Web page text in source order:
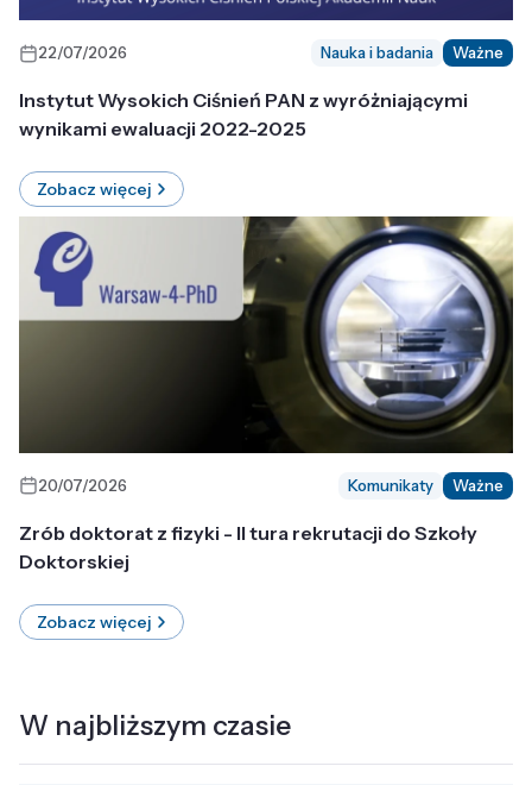
22/07/2026 Nauka i badania Ważne
Instytut Wysokich Ciśnień PAN z wyróżniającymi
wynikami ewaluacji 2022-2025
Zobacz więcej
20/07/2026 Komunikaty Ważne
Zrób doktorat z fizyki - II tura rekrutacji do Szkoły
Doktorskiej
Zobacz więcej
W najbliższym czasie